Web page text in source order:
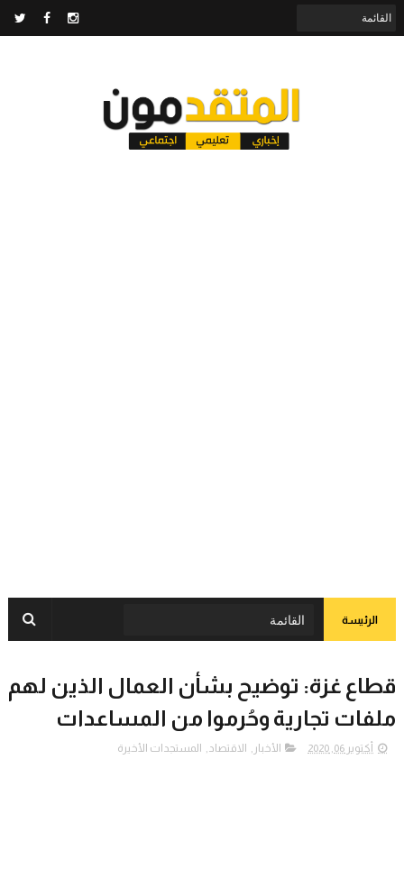
الرئيسة
قطاع غزة: توضيح بشأن العمال الذين لهم
ملفات تجارية وحُرموا من المساعدات
أكتوبر 06, 2020 الأخبار , الاقتصاد, المستجدات الأخيرة